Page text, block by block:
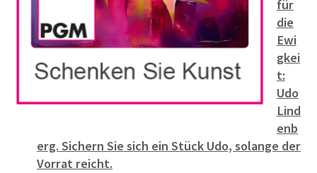
für
die
Ewi
gkei
t:
Udo
Lind
enb
erg. Sichern Sie sich ein Stück Udo, solange der
Vorrat reicht.